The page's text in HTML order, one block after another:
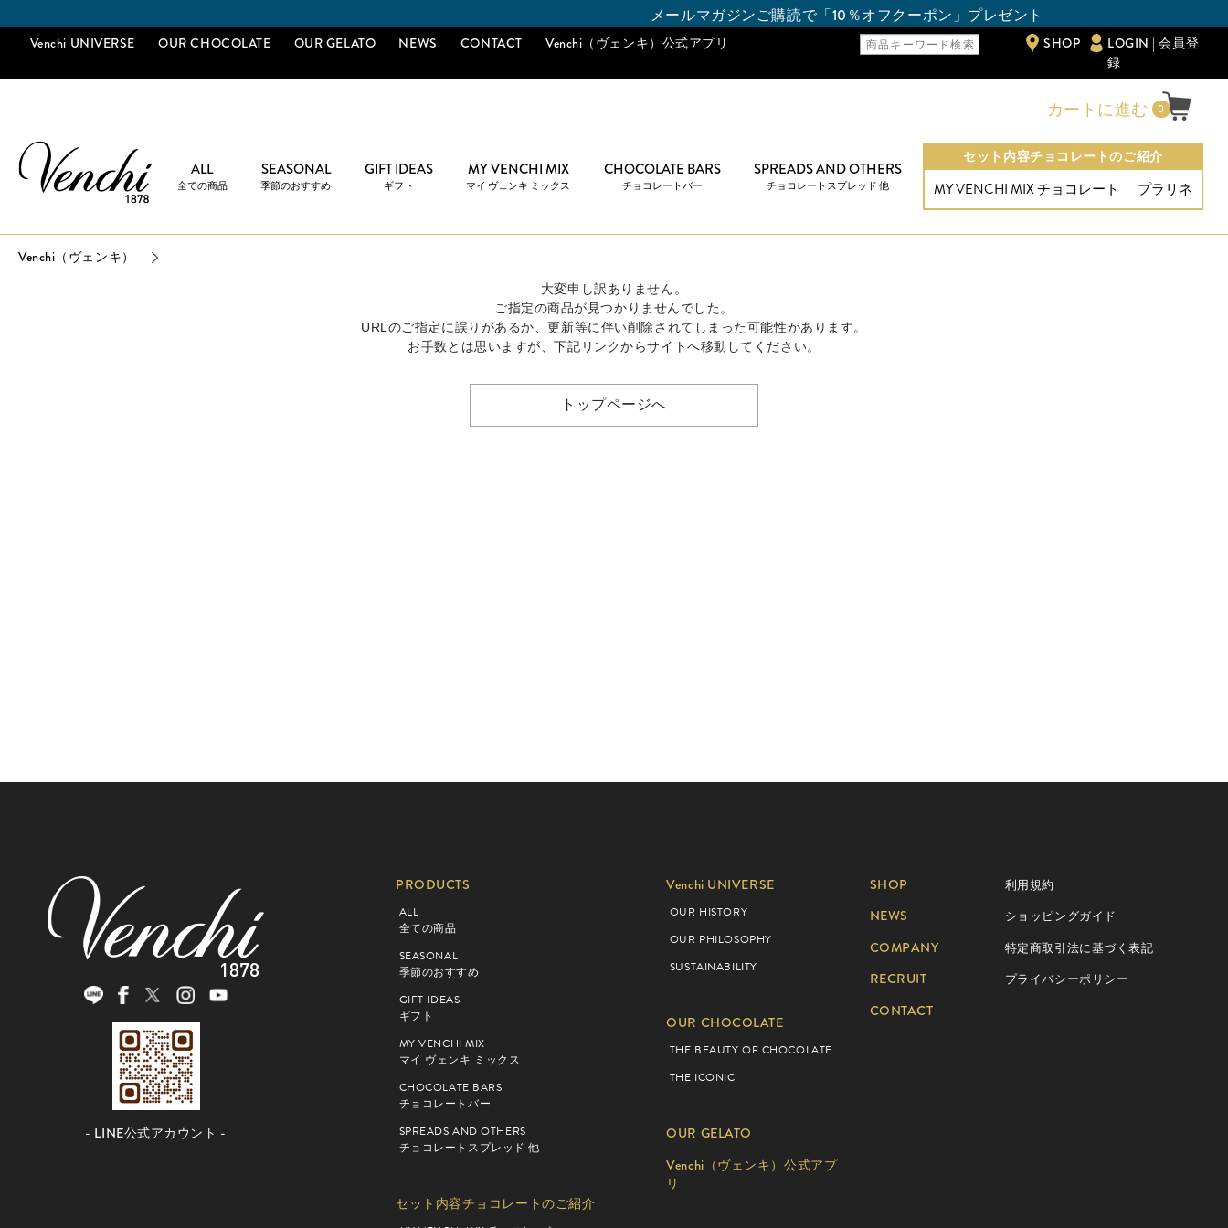
メールマガジンご購読で「10％オフクーポン」プレゼント
Venchi UNIVERSE OUR CHOCOLATE OUR GELATO NEWS CONTACT Venchi（ヴェンキ）公式アプリ SHOP
LOGIN | 会員登
録
カートに進む 0
ALL
全ての商品
SEASONAL
季節のおすすめ
GIFT IDEAS
ギフト
MY VENCHI MIX
マイ ヴェンキ ミックス
CHOCOLATE BARS
チョコレートバー
SPREADS AND OTHERS
チョコレートスプレッド 他
セット内容チョコレートのご紹介
MY VENCHI MIX チョコレート プラリネ
Venchi（ヴェンキ）
大変申し訳ありません。
ご指定の商品が見つかりませんでした。
URLのご指定に誤りがあるか、更新等に伴い削除されてしまった可能性があります。
お手数とは思いますが、下記リンクからサイトへ移動してください。
トップページへ
- LINE公式アカウント -
PRODUCTS
ALL
全ての商品
SEASONAL
季節のおすすめ
GIFT IDEAS
ギフト
MY VENCHI MIX
マイ ヴェンキ ミックス
CHOCOLATE BARS
チョコレートバー
SPREADS AND OTHERS
チョコレートスプレッド 他
セット内容チョコレートのご紹介
Venchi UNIVERSE
OUR HISTORY
OUR PHILOSOPHY
SUSTAINABILITY
OUR CHOCOLATE
THE BEAUTY OF CHOCOLATE
THE ICONIC
OUR GELATO
Venchi（ヴェンキ）公式アプ
リ
SHOP
NEWS
COMPANY
RECRUIT
CONTACT
利用規約
ショッピングガイド
特定商取引法に基づく表記
プライバシーポリシー